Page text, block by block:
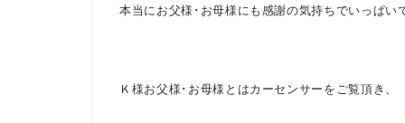
本当にお父様･お母様にも感謝の気持ちでいっぱい
Ｋ様お父様･お母様とはカーセンサーをご覧頂き、